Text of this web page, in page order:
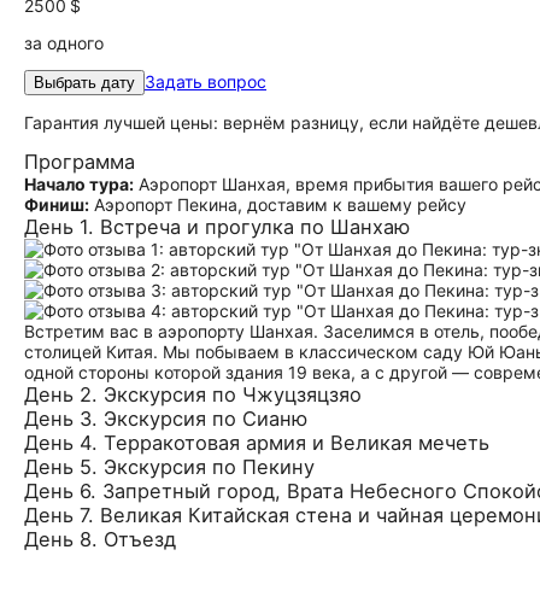
2500 $
за одного
Выбрать дату Задать вопрос
Гарантия лучшей цены: вернём разницу, если найдёте
Программа
Начало тура: Аэропорт Шанхая, время прибытия вашего
Финиш: Аэропорт Пекина, доставим к вашему рейсу
День 1. Встреча и прогулка по Шанхаю
Встретим вас в аэропорту Шанхая. Заселимся в отель,
столицей Китая. Мы побываем в классическом саду Юй
одной стороны которой здания 19 века, а с другой —
День 2. Экскурсия по Чжуцзяцзяо
День 3. Экскурсия по Сианю
День 4. Терракотовая армия и Великая мечеть
День 5. Экскурсия по Пекину
День 6. Запретный город, Врата Небесного
День 7. Великая Китайская стена и чайная
День 8. Отъезд